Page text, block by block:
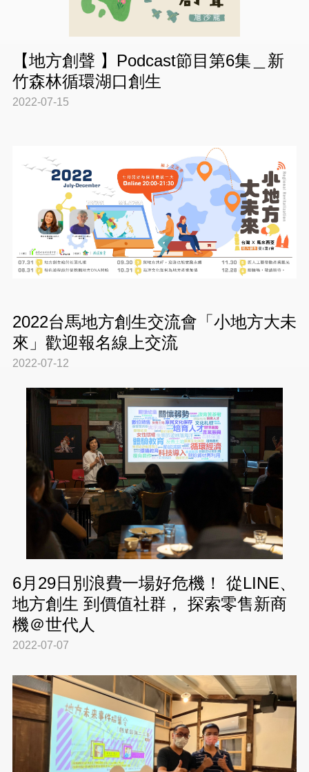
【地方創聲 】Podcast節目第6集＿新
竹森林循環湖口創生
2022-07-15
2022台馬地方創生交流會「小地方大未
來」歡迎報名線上交流
2022-07-12
6月29日別浪費一場好危機！ 從LINE、
地方創生 到價值社群， 探索零售新商
機＠世代人
2022-07-07